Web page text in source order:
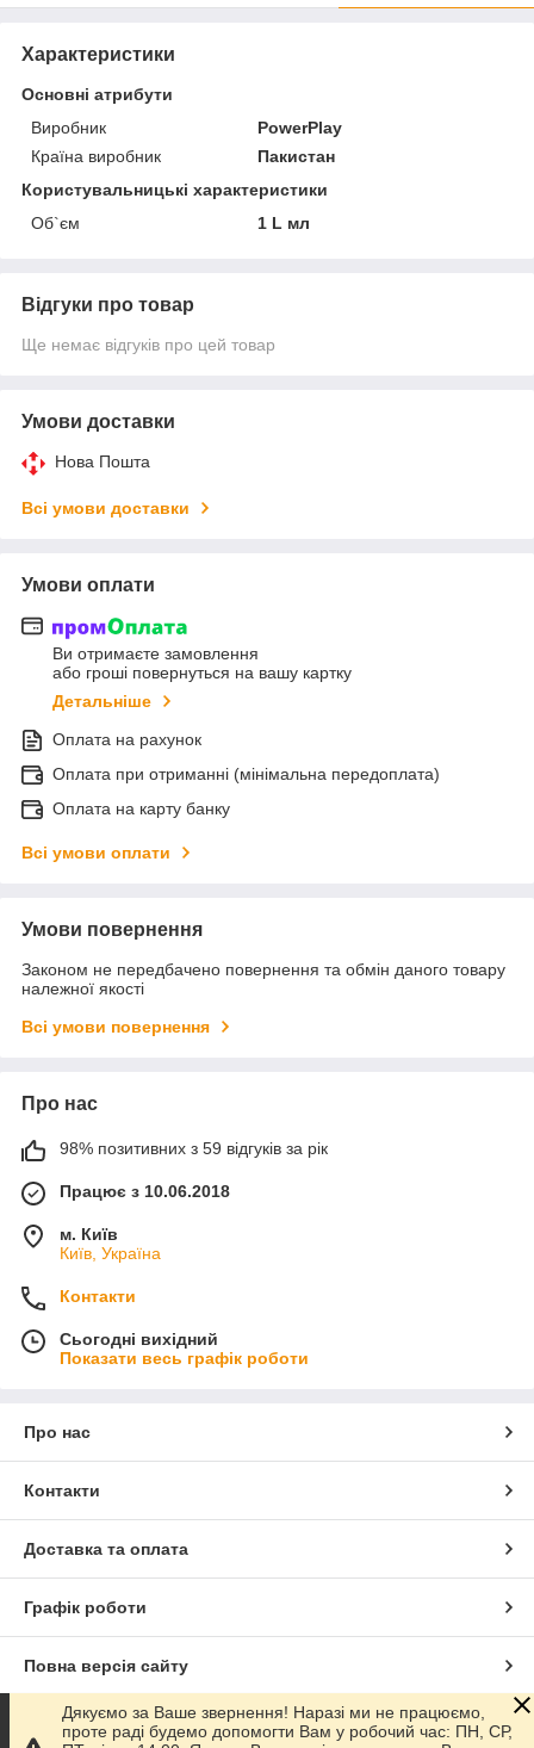
Характеристики
Основні атрибути
Виробник
PowerPlay
Країна виробник
Пакистан
Користувальницькі характеристики
Об`єм
1 L мл
Відгуки про товар
Ще немає відгуків про цей товар
Умови доставки
Нова Пошта
Всі умови доставки
Умови оплати
Ви отримаєте замовлення
або гроші повернуться на вашу картку
Детальніше
Оплата на рахунок
Оплата при отриманні (мінімальна передоплата)
Оплата на карту банку
Всі умови оплати
Умови повернення
Законом не передбачено повернення та обмін даного товару
належної якості
Всі умови повернення
Про нас
98% позитивних з 59 відгуків за рік
Працює з 10.06.2018
м. Київ
Київ, Україна
Контакти
Сьогодні вихідний
Показати весь графік роботи
Про нас
Контакти
Доставка та оплата
Графік роботи
Повна версія сайту
Сайт створено на маркетплейсіProm.ua
Дякуємо за Ваше звернення! Наразі ми не працюємо,
проте раді будемо допомогти Вам у робочий час: ПН, СР,